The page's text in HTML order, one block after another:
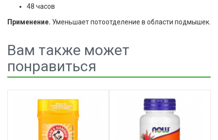
48 часов
Применение. Уменьшает потоотделение в области подмышек.
Вам также может
понравиться